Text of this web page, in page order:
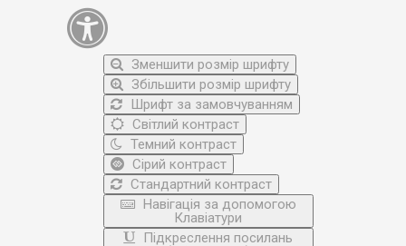
Зменшити розмір шрифту
Збільшити розмір шрифту
Шрифт за замовчуванням
Світлий контраст
Темний контраст
Сірий контраст
Стандартний контраст
Навігація за допомогою
Клавіатури
Підкреслення посилань